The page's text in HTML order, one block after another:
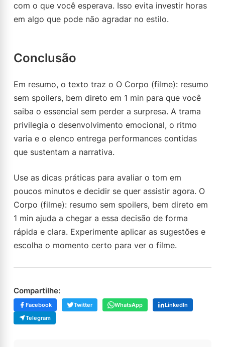
com o que você esperava. Isso evita investir horas
em algo que pode não agradar no estilo.
Conclusão
Em resumo, o texto traz o O Corpo (filme): resumo
sem spoilers, bem direto em 1 min para que você
saiba o essencial sem perder a surpresa. A trama
privilegia o desenvolvimento emocional, o ritmo
varia e o elenco entrega performances contidas
que sustentam a narrativa.
Use as dicas práticas para avaliar o tom em
poucos minutos e decidir se quer assistir agora. O
Corpo (filme): resumo sem spoilers, bem direto em
1 min ajuda a chegar a essa decisão de forma
rápida e clara. Experimente aplicar as sugestões e
escolha o momento certo para ver o filme.
Compartilhe:
Facebook Twitter WhatsApp
LinkedIn
Telegram